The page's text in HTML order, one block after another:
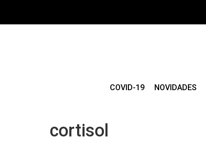
COVID-19 NOVIDADES
cortisol